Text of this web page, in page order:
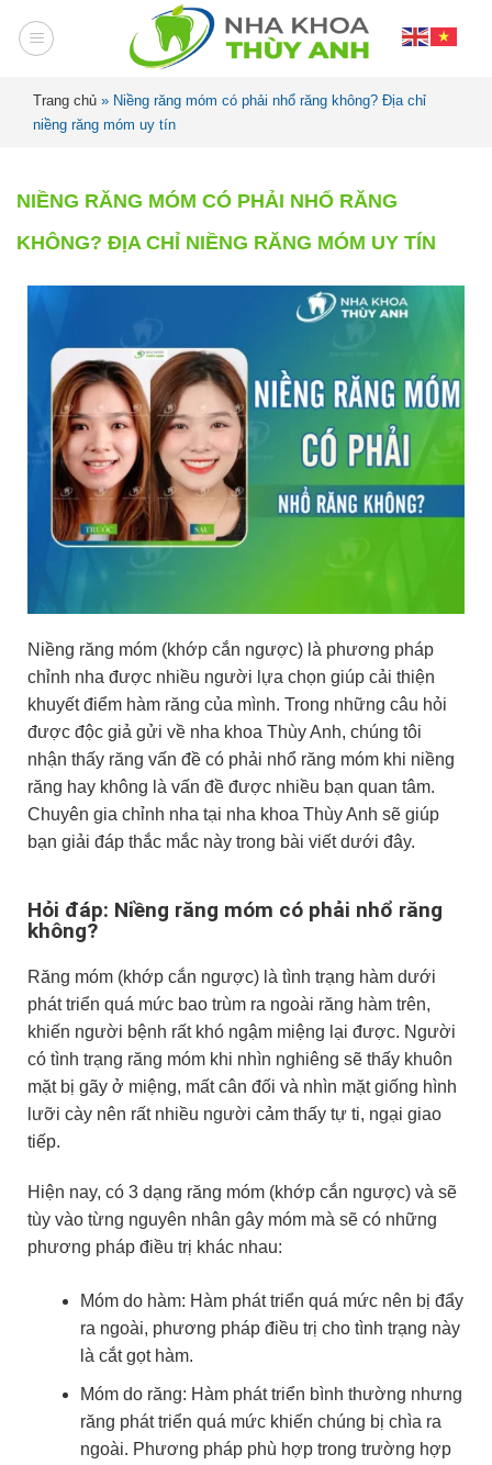
Trang chủ » Niềng răng móm có phải nhổ răng không? Địa chỉ
niềng răng móm uy tín
NIỀNG RĂNG MÓM CÓ PHẢI NHỔ RĂNG
KHÔNG? ĐỊA CHỈ NIỀNG RĂNG MÓM UY TÍN
Niềng răng móm (khớp cắn ngược) là phương pháp
chỉnh nha được nhiều người lựa chọn giúp cải thiện
khuyết điểm hàm răng của mình. Trong những câu hỏi
được độc giả gửi về nha khoa Thùy Anh, chúng tôi
nhận thấy răng vấn đề có phải nhổ răng móm khi niềng
răng hay không là vấn đề được nhiều bạn quan tâm.
Chuyên gia chỉnh nha tại nha khoa Thùy Anh sẽ giúp
bạn giải đáp thắc mắc này trong bài viết dưới đây.
Hỏi đáp: Niềng răng móm có phải nhổ răng
không?
Răng móm (khớp cắn ngược) là tình trạng hàm dưới
phát triển quá mức bao trùm ra ngoài răng hàm trên,
khiến người bệnh rất khó ngậm miệng lại được. Người
có tình trạng răng móm khi nhìn nghiêng sẽ thấy khuôn
mặt bị gãy ở miệng, mất cân đối và nhìn mặt giống hình
lưỡi cày nên rất nhiều người cảm thấy tự ti, ngại giao
tiếp.
Hiện nay, có 3 dạng răng móm (khớp cắn ngược) và sẽ
tùy vào từng nguyên nhân gây móm mà sẽ có những
phương pháp điều trị khác nhau:
Móm do hàm: Hàm phát triển quá mức nên bị đẩy
ra ngoài, phương pháp điều trị cho tình trạng này
là cắt gọt hàm.
Móm do răng: Hàm phát triển bình thường nhưng
răng phát triển quá mức khiến chúng bị chìa ra
ngoài. Phương pháp phù hợp trong trường hợp